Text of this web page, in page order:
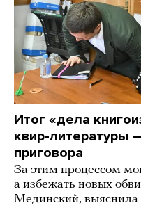
Итог «дела
квир-литературы
приговора
За этим процессом
а избежать новых
Мединский, выяснила